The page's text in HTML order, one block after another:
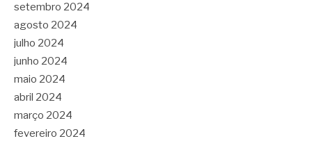
setembro 2024
agosto 2024
julho 2024
junho 2024
maio 2024
abril 2024
março 2024
fevereiro 2024